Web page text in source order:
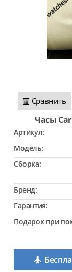
Сравнить
Часы
Артикул:
Модель:
Сборка:
Бренд:
Гарантия:
Подарок при